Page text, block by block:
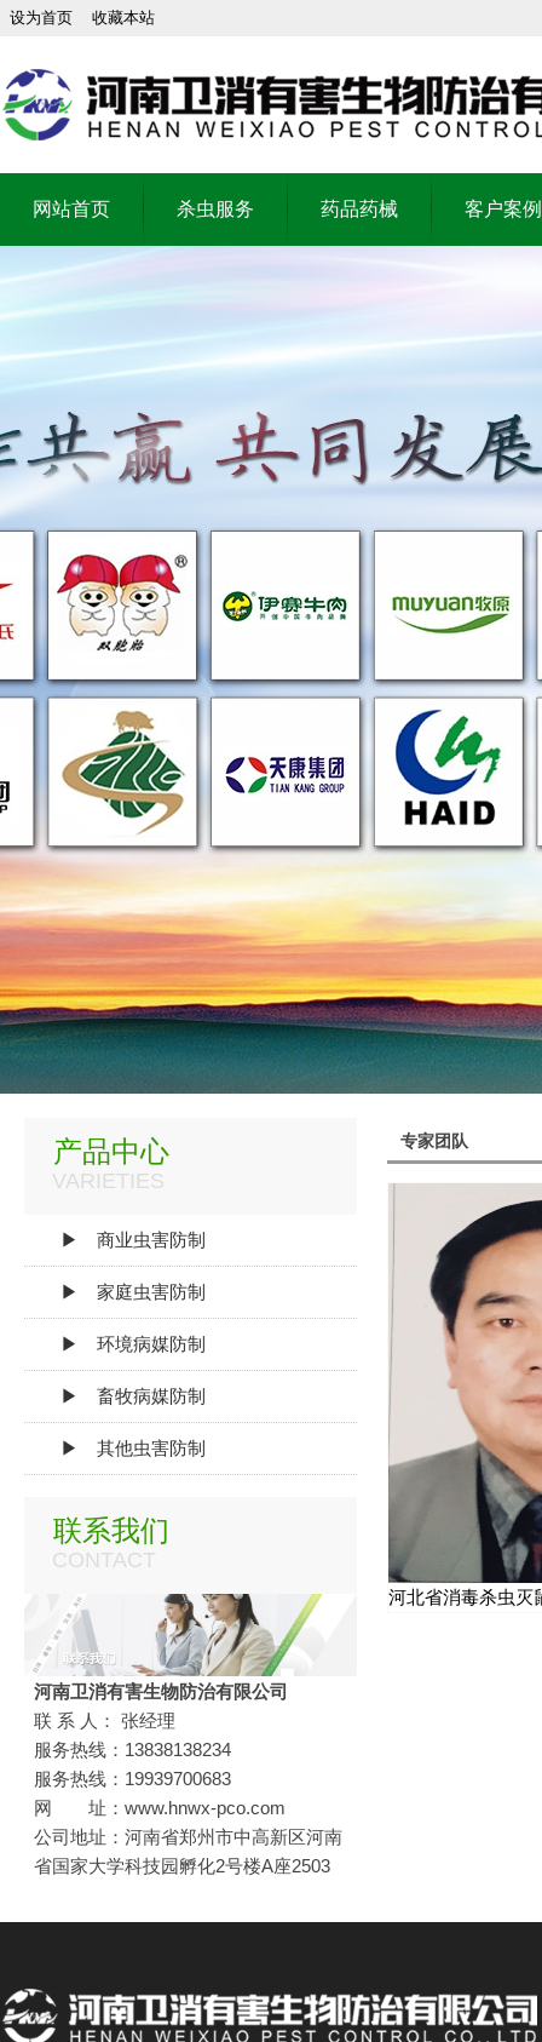
设为首页 收藏本站
网站首页 杀虫服务 药品药械 客户案例
专家团队
河北省消毒杀虫灭
产品中心
VARIETIES
▶ 商业虫害防制
▶ 家庭虫害防制
▶ 环境病媒防制
▶ 畜牧病媒防制
▶ 其他虫害防制
联系我们
CONTACT
河南卫消有害生物防治有限公司
联 系 人： 张经理
服务热线：13838138234
服务热线：19939700683
网 址：www.hnwx-pco.com
公司地址：河南省郑州市中高新区河南
省国家大学科技园孵化2号楼A座2503